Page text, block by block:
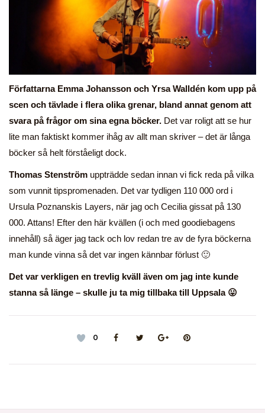
Författarna Emma Johansson och Yrsa Walldén kom upp på
scen och tävlade i flera olika grenar, bland annat genom att
svara på frågor om sina egna böcker. Det var roligt att se hur
lite man faktiskt kommer ihåg av allt man skriver – det är långa
böcker så helt förståeligt dock.
Thomas Stenström uppträdde sedan innan vi fick reda på vilka
som vunnit tipspromenaden. Det var tydligen 110 000 ord i
Ursula Poznanskis Layers, när jag och Cecilia gissat på 130
000. Attans! Efter den här kvällen (i och med goodiebagens
innehåll) så äger jag tack och lov redan tre av de fyra böckerna
man kunde vinna så det var ingen kännbar förlust 🙂
Det var verkligen en trevlig kväll även om jag inte kunde
stanna så länge – skulle ju ta mig tillbaka till Uppsala 😛
0